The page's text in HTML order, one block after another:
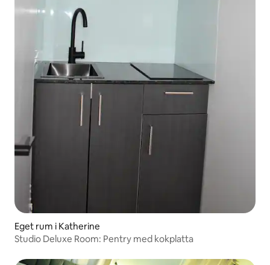
Eget rum i Katherine
Studio Deluxe Room: Pentry med kokplatta